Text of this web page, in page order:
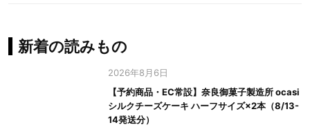
新着の読みもの
2026年8月6日
【予約商品・EC常設】奈良御菓子製造所 ocasi
シルクチーズケーキ ハーフサイズ×2本（8/13-
14発送分）